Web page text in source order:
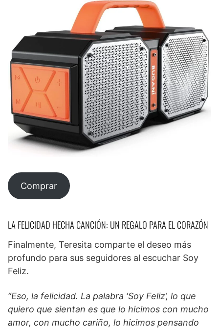
Comprar
LA FELICIDAD HECHA CANCIÓN: UN REGALO PARA EL CORAZÓN
Finalmente, Teresita comparte el deseo más
profundo para sus seguidores al escuchar Soy
Feliz.
“Eso, la felicidad. La palabra ‘Soy Feliz’, lo que
quiero que sientan es que lo hicimos con mucho
amor, con mucho cariño, lo hicimos pensando